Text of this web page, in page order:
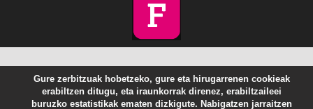
Gure zerbitzuak hobetzeko, gure eta hirugarrenen cookieak
erabiltzen ditugu, eta iraunkorrak direnez, erabiltzaileei
buruzko estatistikak ematen dizkigute. Nabigatzen jarraitzen